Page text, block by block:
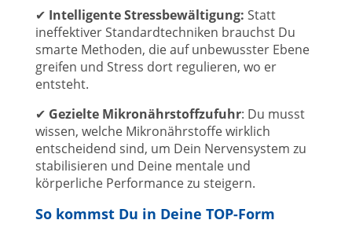
✔ Intelligente Stressbewältigung: Statt
ineffektiver Standardtechniken brauchst Du
smarte Methoden, die auf unbewusster Ebene
greifen und Stress dort regulieren, wo er
entsteht.
✔ Gezielte Mikronährstoffzufuhr: Du musst
wissen, welche Mikronährstoffe wirklich
entscheidend sind, um Dein Nervensystem zu
stabilisieren und Deine mentale und
körperliche Performance zu steigern.
So kommst Du in Deine TOP-Form